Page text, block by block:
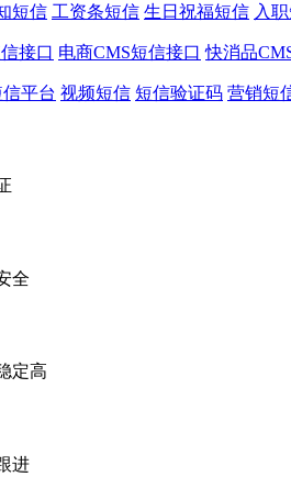
短信 工资条短信 生日祝福短信 入
接口 电商CMS短信接口 快消品
平台 视频短信 短信验证码 营销短
全
定高
进